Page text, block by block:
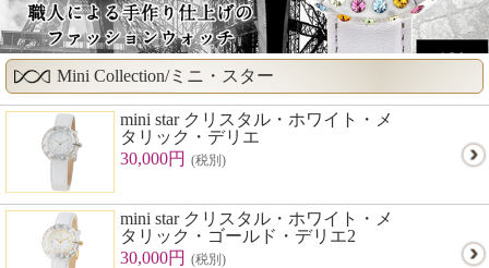
Mini Collection/ミニ・スター
mini star クリスタル・ホワイト・メ
タリック・デリエ
30,000円 (税別)
mini star クリスタル・ホワイト・メ
タリック・ゴールド・デリエ2
30,000円 (税別)